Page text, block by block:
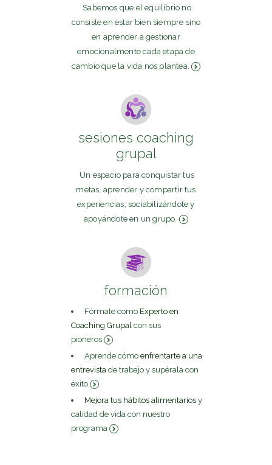
Sabemos que el equilibrio no
consiste en estar bien siempre sino
en aprender a gestionar
emocionalmente cada etapa de
cambio que la vida nos plantea.
sesiones coaching
grupal
Un espacio para conquistar tus
metas, aprender y compartir tus
experiencias, sociabilizándote y
apoyándote en un grupo.
formación
Fórmate como Experto en
Coaching Grupal con sus
pioneros
Aprende cómo enfrentarte a una
entrevista de trabajo y supérala con
éxito
Mejora tus hábitos alimentarios y
calidad de vida con nuestro
programa